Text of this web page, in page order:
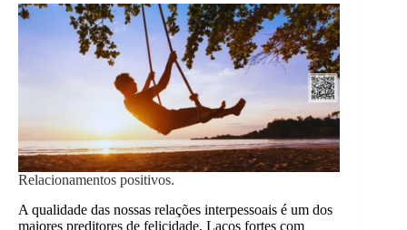
Relacionamentos positivos.
A qualidade das nossas relações interpessoais é um dos
maiores preditores de felicidade. Laços fortes com